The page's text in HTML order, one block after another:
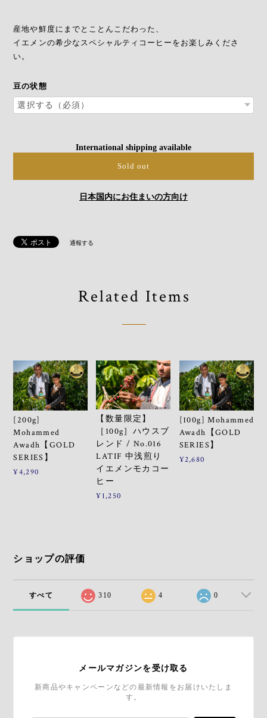
産地や鮮度にまでとことんこだわった、
イエメンの希少なスペシャルティコーヒーをお楽しみくださ
い。
豆の状態
International shipping available
Sold out
日本国内にお住まいの方向け
通報する
Related Items
[200g]
Mohammed
Awadh【GOLD
SERIES】
¥4,290
【数量限定】
［100g］ハウスブ
レンド / No.016
LATIF 中浅煎り
イエメンモカコー
ヒー
¥1,250
[100g] Mohammed
Awadh【GOLD
SERIES】
¥2,680
ショップの評価
すべて 310 4 0
メールマガジンを受け取る
新商品やキャンペーンなどの最新情報をお届けいたしま
す。